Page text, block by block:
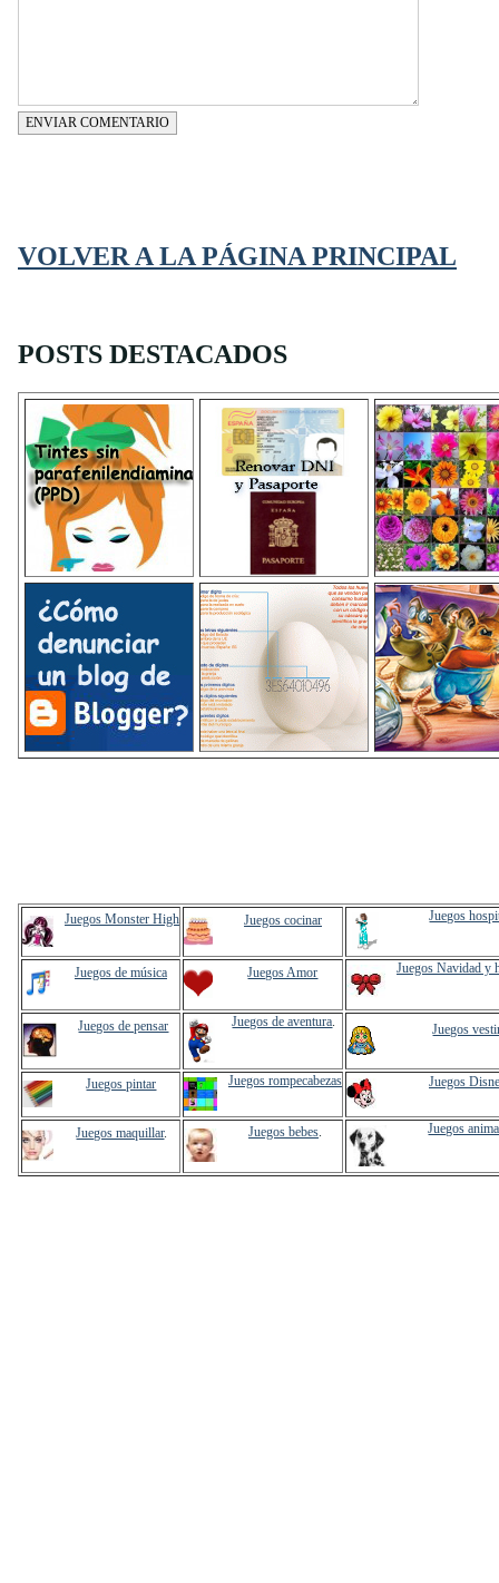
ENVIAR COMENTARIO
VOLVER A LA PÁGINA PRINCIPAL
POSTS DESTACADOS
Juegos Monster High Juegos cocinar Juegos
Juegos de música Juegos Amor Juegos Navidad y
Juegos de pensar Juegos de aventura. Juegos
Juegos pintar Juegos rompecabezas Juegos
Juegos maquillar. Juegos bebes. Juegos